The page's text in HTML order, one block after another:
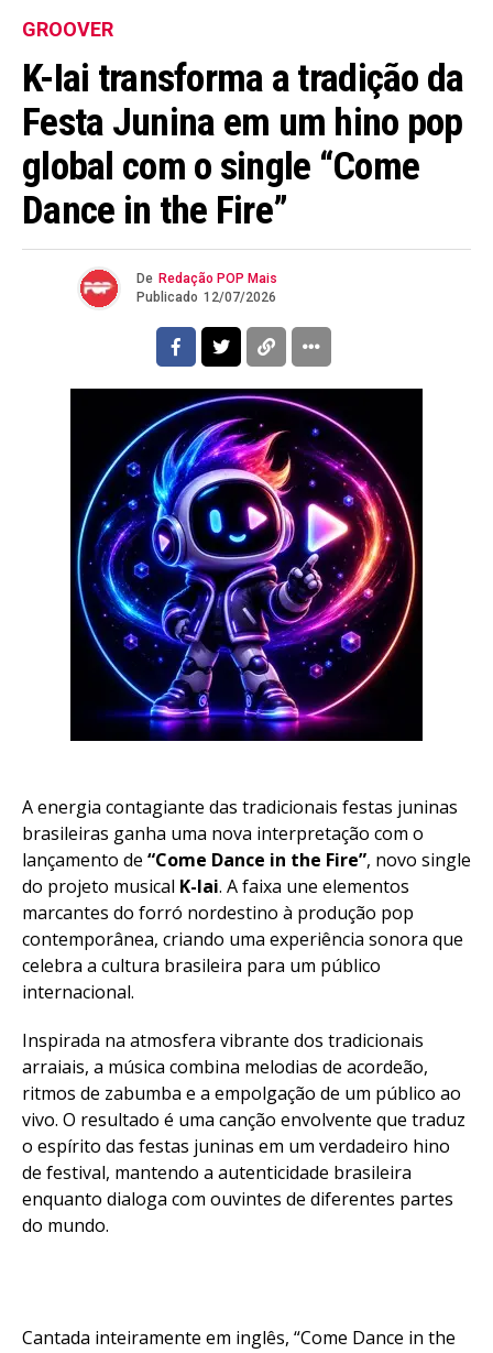
GROOVER
K-Iai transforma a tradição da
Festa Junina em um hino pop
global com o single “Come
Dance in the Fire”
De Redação POP Mais
Publicado 12/07/2026
A energia contagiante das tradicionais festas juninas
brasileiras ganha uma nova interpretação com o
lançamento de “Come Dance in the Fire”, novo single
do projeto musical K-Iai. A faixa une elementos
marcantes do forró nordestino à produção pop
contemporânea, criando uma experiência sonora que
celebra a cultura brasileira para um público
internacional.
Inspirada na atmosfera vibrante dos tradicionais
arraiais, a música combina melodias de acordeão,
ritmos de zabumba e a empolgação de um público ao
vivo. O resultado é uma canção envolvente que traduz
o espírito das festas juninas em um verdadeiro hino
de festival, mantendo a autenticidade brasileira
enquanto dialoga com ouvintes de diferentes partes
do mundo.
Cantada inteiramente em inglês, “Come Dance in the